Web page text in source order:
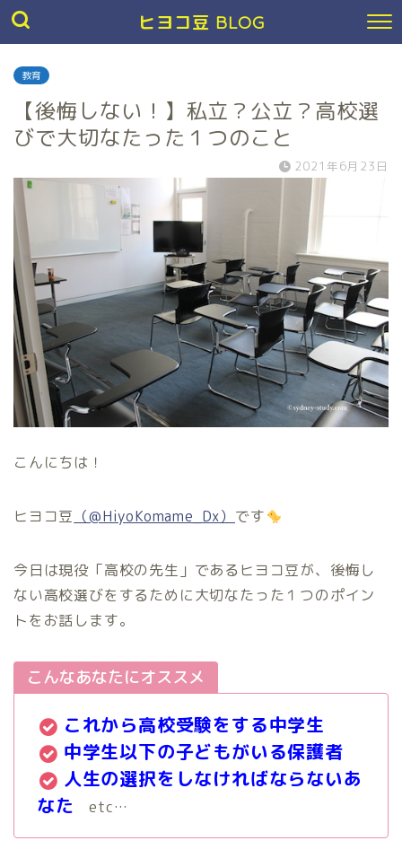
ヒヨコ豆 BLOG
教育
【後悔しない！】私立？公立？高校選
びで大切なたった１つのこと
2021年6月23日
こんにちは！
ヒヨコ豆 （@HiyoKomame_Dx） です
今日は現役「高校の先生」であるヒヨコ豆が、後悔し
ない高校選びをするために大切なたった１つのポイン
トをお話します。
こんなあなたにオススメ
これから高校受験をする中学生
中学生以下の子どもがいる保護者
人生の選択をしなければならないあ
なた etc…